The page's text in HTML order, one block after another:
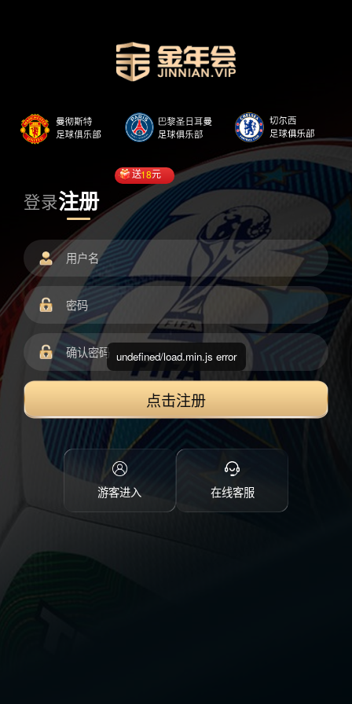
登录注册
送18元
点击注册
游客进入 在线客服
undefined/load.min.js error